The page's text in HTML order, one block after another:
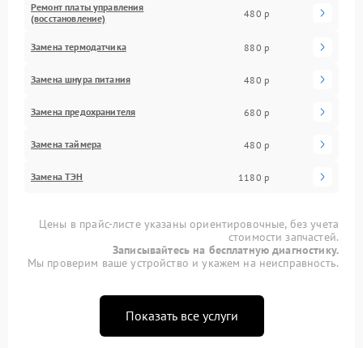
Ремонт платы управления
(восстановление)
480 р
Замена термодатчика 880 р
Замена шнура питания 480 р
Замена предохранителя 680 р
Замена таймера 480 р
Замена ТЭН 1180 р
Цены в прайс-листе указаны ориентировочные, без учета
стоимости запчастей.
Записывайтесь на бесплатную диагностику.
Мы проверим ваше устройство и укажем на неисправность.
Показать все услуги